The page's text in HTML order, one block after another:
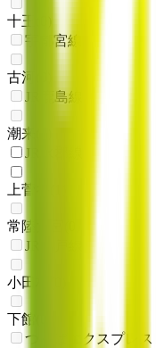
十王
宇都宮線
古河
JR鹿島線
潮来
JR水郡線
上菅谷
常陸大宮
JR水戸線
小田林
下館
つくばエクスプレス